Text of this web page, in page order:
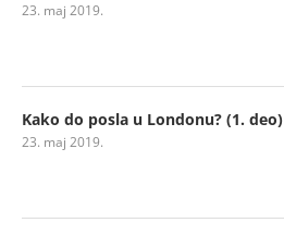
23. maj 2019.
Kako do posla u Londonu? (1. deo)
23. maj 2019.